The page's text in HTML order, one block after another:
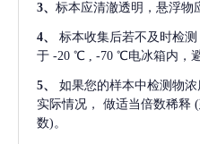
3、 标本应清澈透明，悬浮物
4、
标本收集后若不及时检
于 -20 ℃ , -70 ℃电冰箱内，
5、
如果您的样本中检测物
实际情况，
做适当倍数稀释
数)。